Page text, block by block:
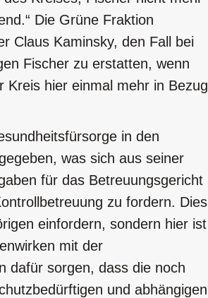
Die Grüne Fraktion
Claus Kaminsky, den Fall bei
Fischer zu erstatten, wenn
Kreis hier einmal mehr in Bezug
in den
was sich aus seiner
für das Betreuungsgericht
zu fordern. Dies
einfordern, sondern hier ist
mit der
dafür sorgen, dass die noch
und abhängigen